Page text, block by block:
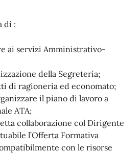
di :
ai servizi Amministrativo-
della Segreteria;
di ragioneria ed economato;
il piano di lavoro a
ATA;
collaborazione col Dirigente
l’Offerta Formativa
con le risorse